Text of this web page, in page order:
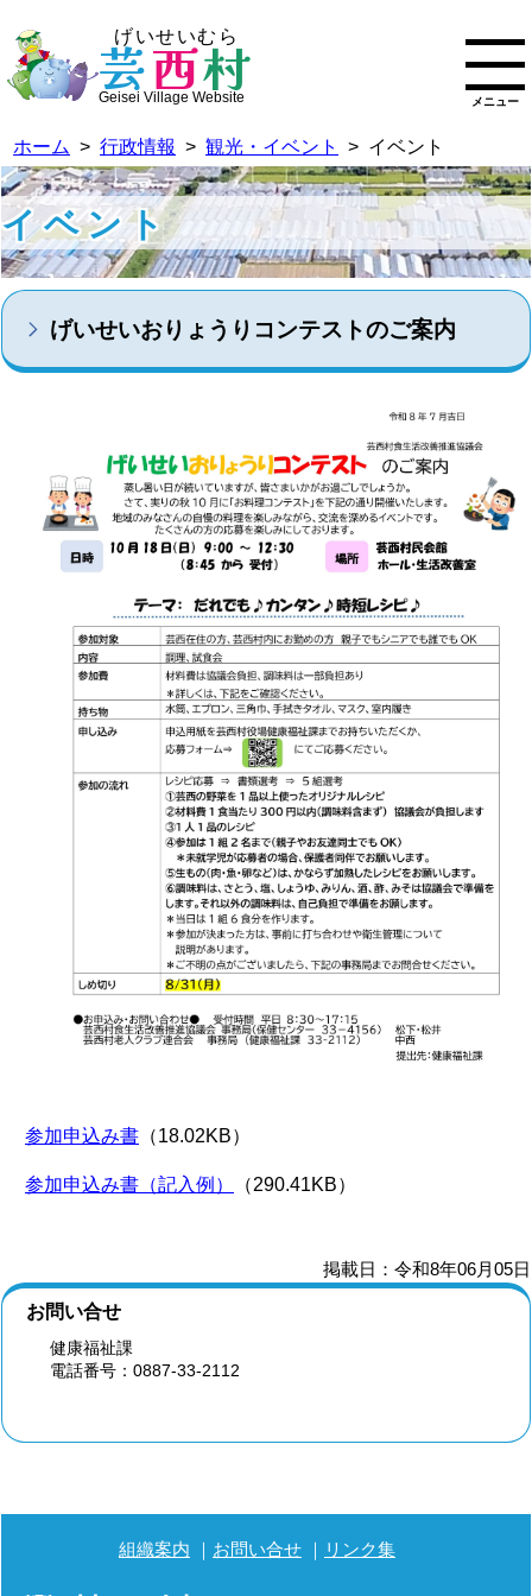
げいせいむら
芸西村
Geisei Village Website メニュー
ホーム > 行政情報 > 観光・イベント > イベント
イベント
げいせいおりょうりコンテストのご案内
参加申込み書 （18.02KB）
参加申込み書（記入例） （290.41KB）
掲載日：令和8年06月05日
お問い合せ
健康福祉課
電話番号：0887-33-2112
組織案内 お問い合せ リンク集